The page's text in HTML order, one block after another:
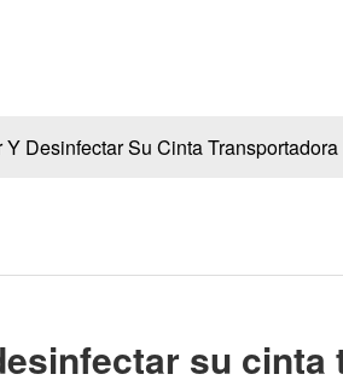
Desinfectar Su Cinta Transportadora
su